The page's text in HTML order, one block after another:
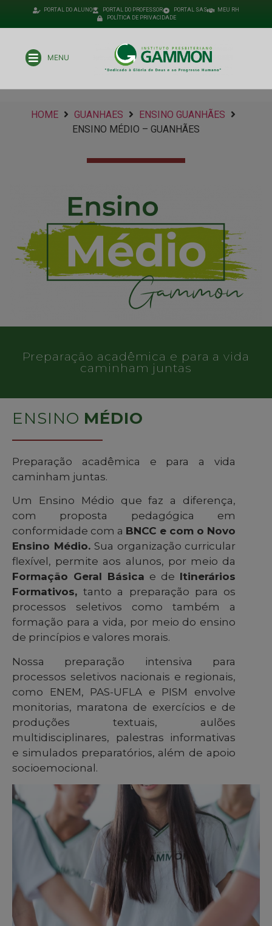
PORTAL DO ALUNO PORTAL DO PROFESSOR PORTAL SAS
MEU RH
POLÍTICA DE PRIVACIDADE
MENU
HOME GUANHAES
ENSINO GUANHÃES
ENSINO MÉDIO – GUANHÃES
Preparação acadêmica e para a vida
caminham juntas
ENSINO MÉDIO
Preparação acadêmica e para a vida
caminham juntas.
Um Ensino Médio que faz a diferença,
com proposta pedagógica em
conformidade com a BNCC e com o Novo
Ensino Médio. Sua organização curricular
flexível, permite aos alunos, por meio da
Formação Geral Básica e de Itinerários
Formativos,tanto a preparação para os
processos seletivos como também a
formação para a vida, por meio do ensino
de princípios e valores morais.
Nossa preparação intensiva para
processos seletivos nacionais e regionais,
como ENEM, PAS-UFLA e PISM envolve
monitorias, maratona de exercícios e de
produções textuais, aulões
multidisciplinares, palestras informativas
e simulados preparatórios, além de apoio
socioemocional.